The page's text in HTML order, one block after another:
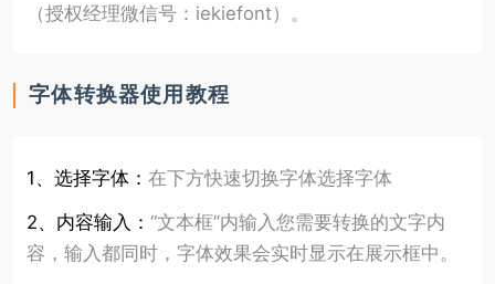
（授权经理微信号：iekiefont）。
字体转换器使用教程
1、选择字体： 在下方快速切换字体选择字体
2、内容输入： “文本框”内输入您需要转换的文字内
容，输入都同时，字体效果会实时显示在展示框中。